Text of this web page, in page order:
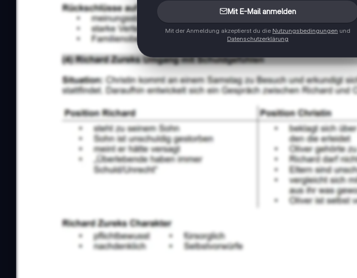
Mit E-Mail anmelden
Mit der Anmeldung akzeptierst du die Nutzungsbedingungen und
Datenschutzerklärung